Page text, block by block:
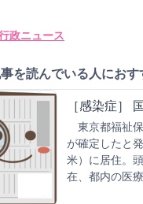
政ニュース
を読んでいる人におす
［感染症］
東京都福祉
が確定したと
米）に居住。
在、都内の医